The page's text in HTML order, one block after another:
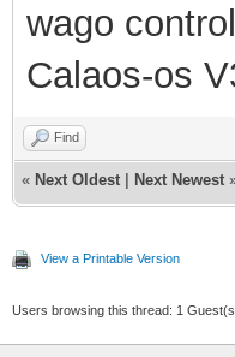
wago
Calaos-os
Find
« Next Oldest Next Newest
View a Printable Version
Users browsing this thread: 1